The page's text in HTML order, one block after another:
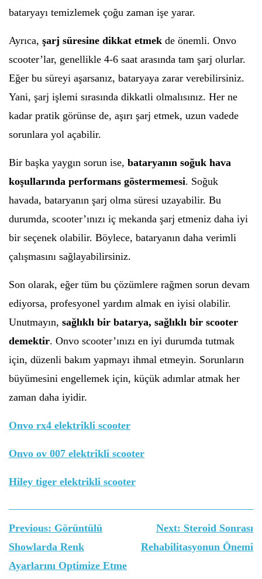
bataryayı temizlemek çoğu zaman işe yarar.
Ayrıca, şarj süresine dikkat etmek de önemli. Onvo
scooter’lar, genellikle 4-6 saat arasında tam şarj olurlar.
Eğer bu süreyi aşarsanız, bataryaya zarar verebilirsiniz.
Yani, şarj işlemi sırasında dikkatli olmalısınız. Her ne
kadar pratik görünse de, aşırı şarj etmek, uzun vadede
sorunlara yol açabilir.
Bir başka yaygın sorun ise, bataryanın soğuk hava
koşullarında performans göstermemesi. Soğuk
havada, bataryanın şarj olma süresi uzayabilir. Bu
durumda, scooter’ınızı iç mekanda şarj etmeniz daha iyi
bir seçenek olabilir. Böylece, bataryanın daha verimli
çalışmasını sağlayabilirsiniz.
Son olarak, eğer tüm bu çözümlere rağmen sorun devam
ediyorsa, profesyonel yardım almak en iyisi olabilir.
Unutmayın, sağlıklı bir batarya, sağlıklı bir scooter
demektir. Onvo scooter’ınızı en iyi durumda tutmak
için, düzenli bakım yapmayı ihmal etmeyin. Sorunların
büyümesini engellemek için, küçük adımlar atmak her
zaman daha iyidir.
Onvo rx4 elektrikli scooter
Onvo ov 007 elektrikli scooter
Hiley tiger elektrikli scooter
Yazı
gezinmesi
Previous: Görüntülü
Showlarda Renk
Ayarlarını Optimize Etme
Next: Steroid Sonrası
Rehabilitasyonun Önemi